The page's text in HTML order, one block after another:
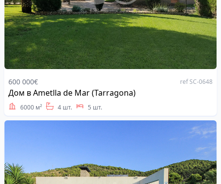
600 000€ ref SC-0648
Address
Дом в Ametlla de Mar (Tarragona)
6000 м² 4 шт. 5 шт.